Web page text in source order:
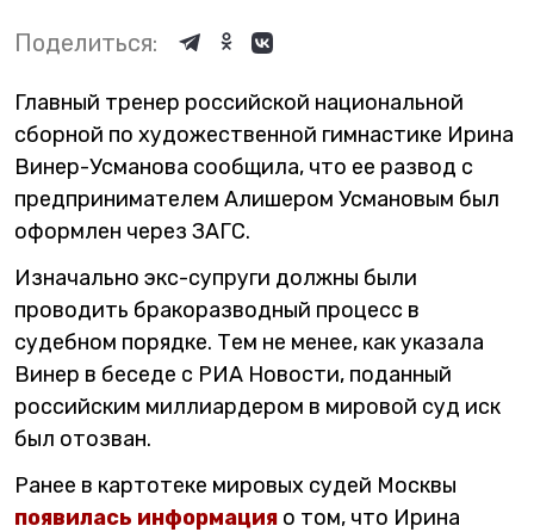
Поделиться:
Главный тренер российской национальной
сборной по художественной гимнастике Ирина
Винер-Усманова сообщила, что ее развод с
предпринимателем Алишером Усмановым был
оформлен через ЗАГС.
Изначально экс-супруги должны были
проводить бракоразводный процесс в
судебном порядке. Тем не менее, как указала
Винер в беседе с РИА Новости, поданный
российским миллиардером в мировой суд иск
был отозван.
Ранее в картотеке мировых судей Москвы
появилась информация о том, что Ирина